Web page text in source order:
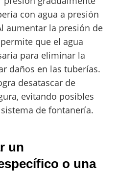
con agua a presión
aumentar la presión de
que el agua
para eliminar la
daños en las tuberías.
desatascar de
evitando posibles
de fontanería.
un
o una